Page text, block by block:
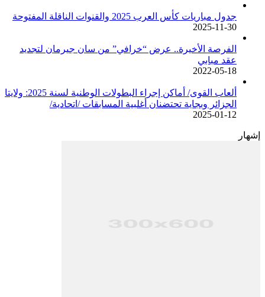
جدول مباريات كأس العرب 2025 والقنوات الناقلة المفتوحة
2025-11-30
الفرصة الأخيرة.. عرض “خرافي” من سان جيرمان لتجديد
عقد مبابي
2022-05-18
ألعاب القوى/ أماكن إجراء البطولات الوطنية لسنة 2025: ولايتا
الجزائر وبجاية تحتضنان أغلبية المسابقات /اتحادية/
2025-01-12
إشهار